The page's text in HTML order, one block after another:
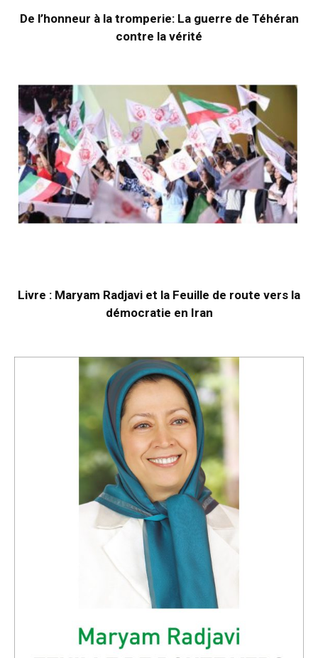
De l’honneur à la tromperie: La guerre de Téhéran
contre la vérité
Livre : Maryam Radjavi et la Feuille de route vers la
démocratie en Iran